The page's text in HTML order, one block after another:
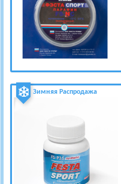
Зимняя Распродажа